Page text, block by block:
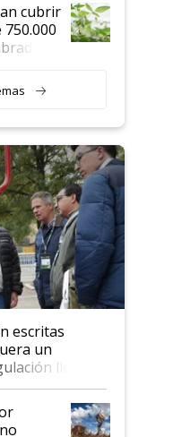
cubrir
un
y
escritas
un
llegó
hasta se
al IPCVA